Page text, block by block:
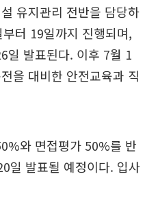
유지관리 전반을 담당하
터 19일까지 진행되며,
일 발표된다. 이후 7월 1
을 대비한 안전교육과 직
와 면접평가 50%를 반
일 발표될 예정이다. 입사